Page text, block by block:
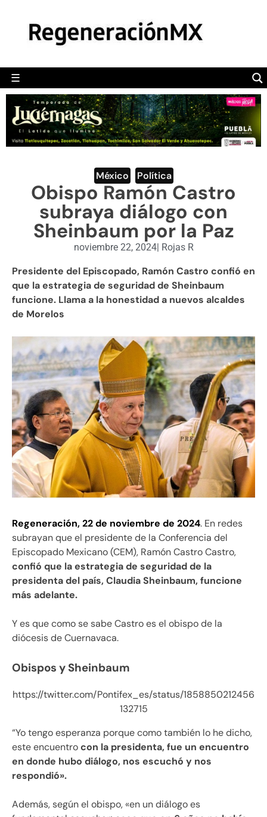
☰
POLÍTICA
CAMALEÓN
OPINIÓN
DEPORTES
ENGLISH SECTION
VIDEOS
México Política
Obispo Ramón Castro
subraya diálogo con
Sheinbaum por la Paz
noviembre 22, 2024| Rojas R
Presidente del Episcopado, Ramón Castro confió en
que la estrategia de seguridad de Sheinbaum
funcione. Llama a la honestidad a nuevos alcaldes
de Morelos
Regeneración, 22 de noviembre de 2024. En redes
subrayan que el presidente de la Conferencia del
Episcopado Mexicano (CEM), Ramón Castro Castro,
confió que la estrategia de seguridad de la
presidenta del país, Claudia Sheinbaum, funcione
más adelante.
Y es que como se sabe Castro es el obispo de la
diócesis de Cuernavaca.
Obispos y Sheinbaum
https://twitter.com/Pontifex_es/status/1858850212456
132715
“Yo tengo esperanza porque como también lo he dicho,
este encuentrocon la presidenta, fue un encuentro
en donde hubo diálogo, nos escuchó y nos
respondió».
Además, según el obispo, «en un diálogo es